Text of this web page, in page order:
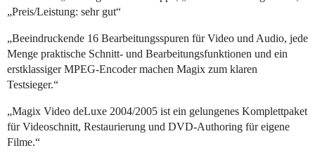
„Preis/Leistung: sehr gut“
„Beeindruckende 16 Bearbeitungsspuren für Video und Audio, jede
Menge praktische Schnitt- und Bearbeitungsfunktionen und ein
erstklassiger MPEG-Encoder machen Magix zum klaren
Testsieger.“
„Magix Video deLuxe 2004/2005 ist ein gelungenes Komplettpaket
für Videoschnitt, Restaurierung und DVD-Authoring für eigene
Filme.“